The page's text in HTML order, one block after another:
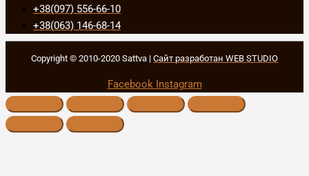
+38(097) 556-66-10
+38(063) 146-68-14
Copyright © 2010-2020 Sattva | Сайт разработан WEB STUDIO
Facebook Instagram